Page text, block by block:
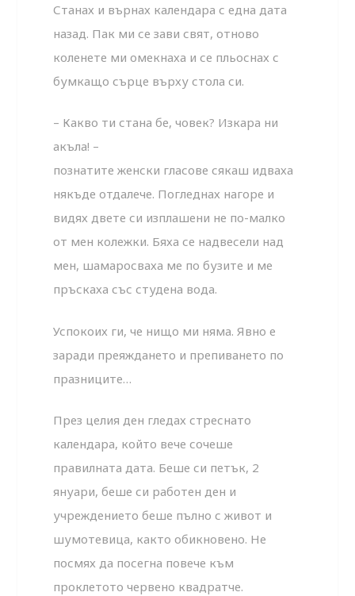
Станах и върнах календара с една дата
назад. Пак ми се зави свят, отново
коленете ми омекнаха и се пльоснах с
бумкащо сърце върху стола си.
– Какво ти стана бе, човек? Изкара ни
акъла! –
познатите женски гласове сякаш идваха
някъде отдалече. Погледнах нагоре и
видях двете си изплашени не по-малко
от мен колежки. Бяха се надвесели над
мен, шамаросваха ме по бузите и ме
пръскаха със студена вода.
Успокоих ги, че нищо ми няма. Явно е
заради преяждането и препиването по
празниците…
През целия ден гледах стреснато
календара, който вече сочеше
правилната дата. Беше си петък, 2
януари, беше си работен ден и
учреждението беше пълно с живот и
шумотевица, както обикновено. Не
посмях да посегна повече към
проклетото червено квадратче.